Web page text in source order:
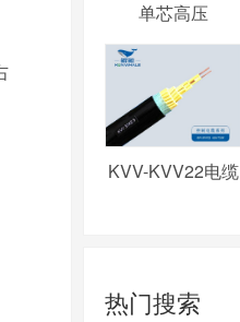
单芯高压
KVV-KVV22电缆
热门搜索